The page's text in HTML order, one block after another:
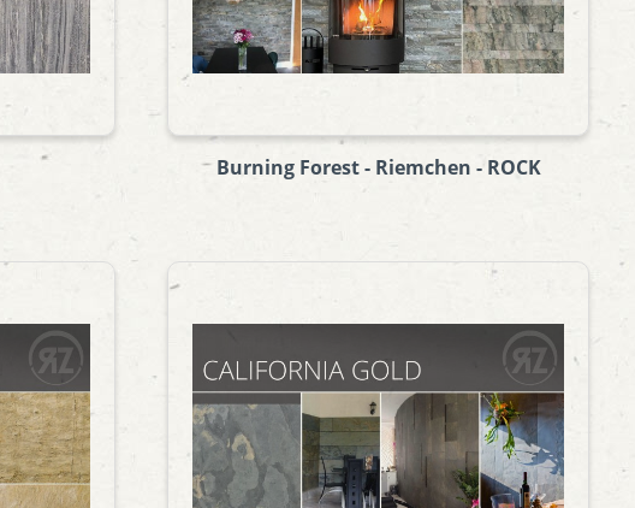
Burning Forest - Riemchen - ROCK